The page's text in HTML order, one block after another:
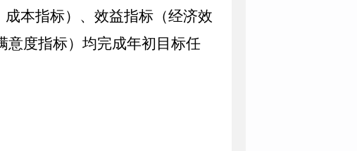
本指标）、效益指标（经济效
意度指标）均完成年初目标任